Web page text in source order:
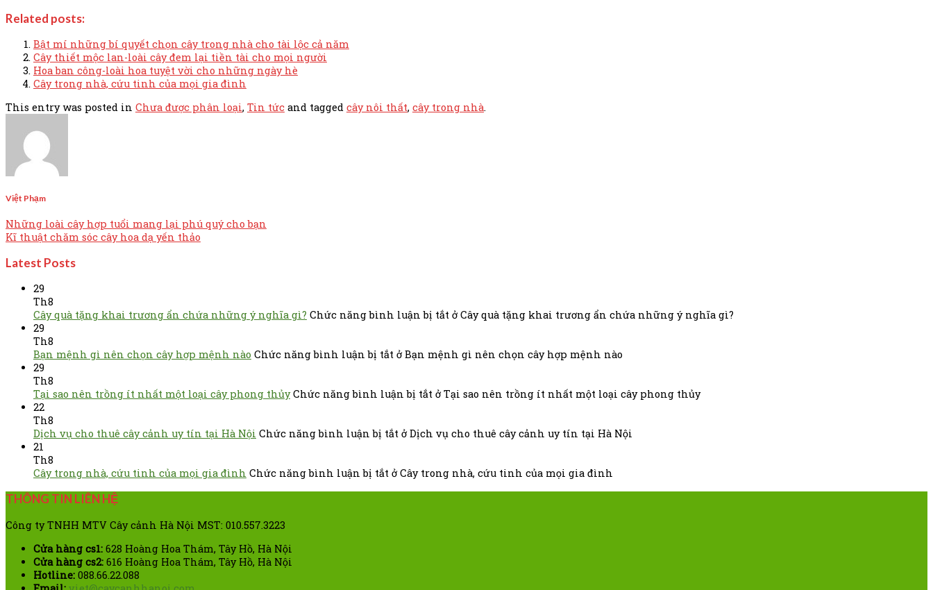
Related posts:
Bật mí những bí quyết chọn cây trong nhà cho tài lộc cả năm
Cây thiết mộc lan-loài cây đem lại tiền tài cho mọi người
Hoa ban công-loài hoa tuyệt vời cho những ngày hè
Cây trong nhà, cứu tinh của mọi gia đình
This entry was posted in Chưa được phân loại, Tin tức and tagged cây nôi thất, cây trong nhà.
Việt Phạm
Những loài cây hợp tuổi mang lại phú quý cho bạn
Kĩ thuật chăm sóc cây hoa dạ yến thảo
Latest Posts
29
Th8
Cây quà tặng khai trương ẩn chứa những ý nghĩa gì? Chức năng bình luận bị tắt ở Cây quà tặng khai trương ẩn chứa những ý nghĩa gì?
29
Th8
Bạn mệnh gì nên chọn cây hợp mệnh nào Chức năng bình luận bị tắt ở Bạn mệnh gì nên chọn cây hợp mệnh nào
29
Th8
Tại sao nên trồng ít nhất một loại cây phong thủy Chức năng bình luận bị tắt ở Tại sao nên trồng ít nhất một loại cây phong thủy
22
Th8
Dịch vụ cho thuê cây cảnh uy tín tại Hà Nội Chức năng bình luận bị tắt ở Dịch vụ cho thuê cây cảnh uy tín tại Hà Nội
21
Th8
Cây trong nhà, cứu tinh của mọi gia đình Chức năng bình luận bị tắt ở Cây trong nhà, cứu tinh của mọi gia đình
THÔNG TIN LIÊN HỆ
Công ty TNHH MTV Cây cảnh Hà Nội MST: 010.557.3223
Cửa hàng cs1: 628 Hoàng Hoa Thám, Tây Hồ, Hà Nội
Cửa hàng cs2: 616 Hoàng Hoa Thám, Tây Hồ, Hà Nội
Hotline: 088.66.22.088